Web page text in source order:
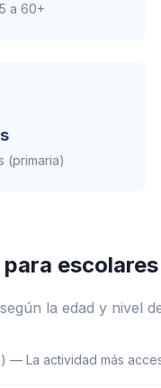
a 60+
(primaria)
escolares
la edad y nivel
— La actividad más